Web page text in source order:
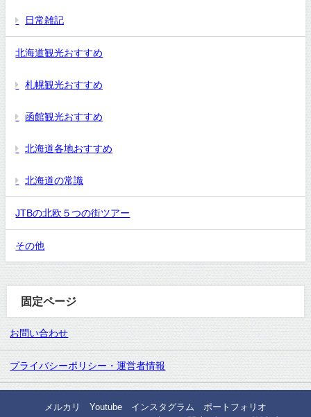
日常雑記
北海道観光おすすめ
札幌観光おすすめ
函館観光おすすめ
北海道各地おすすめ
北海道の常識
JTBの北欧５つの街ツアー
その他
固定ページ
お問い合わせ
プライバシーポリシー・運営者情報
メルカリ Youtube インスタグラム
ポートフォリオ